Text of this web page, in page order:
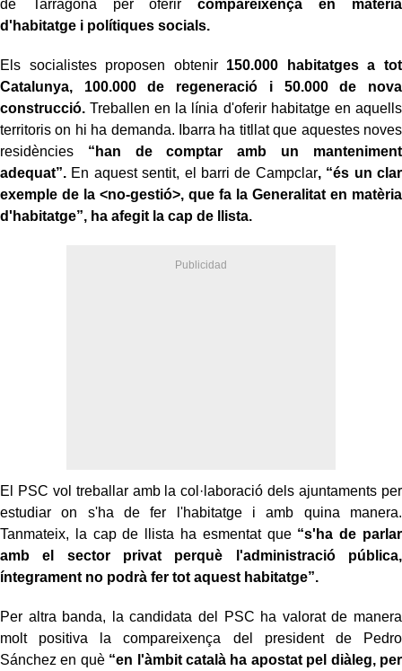
de Tarragona per oferircompareixença en matèria
d'habitatge i polítiques socials.
Els socialistes proposen obtenir150.000 habitatges a tot
Catalunya, 100.000 de regeneració i 50.000 de nova
construcció. Treballen en la línia d'oferir habitatge en aquells
territoris on hi ha demanda. Ibarra ha titllat que aquestes noves
residències “han de comptar amb un manteniment
adequat”. En aquest sentit, el barri de Campclar, “és un clar
exemple de la <no-gestió>, que fa la Generalitat en matèria
d'habitatge”, ha afegit la cap de llista.
El PSC vol treballar amb la col·laboració dels ajuntaments per
estudiar on s'ha de fer l'habitatge i amb quina manera.
Tanmateix, la cap de llista ha esmentat que “s'ha de parlar
amb el sector privat perquè l'administració pública,
íntegrament no podrà fer tot aquest habitatge”.
Per altra banda, la candidata del PSC ha valorat de manera
molt positiva la compareixença del president de Pedro
Sánchez en què “en l'àmbit català ha apostat pel diàleg, per